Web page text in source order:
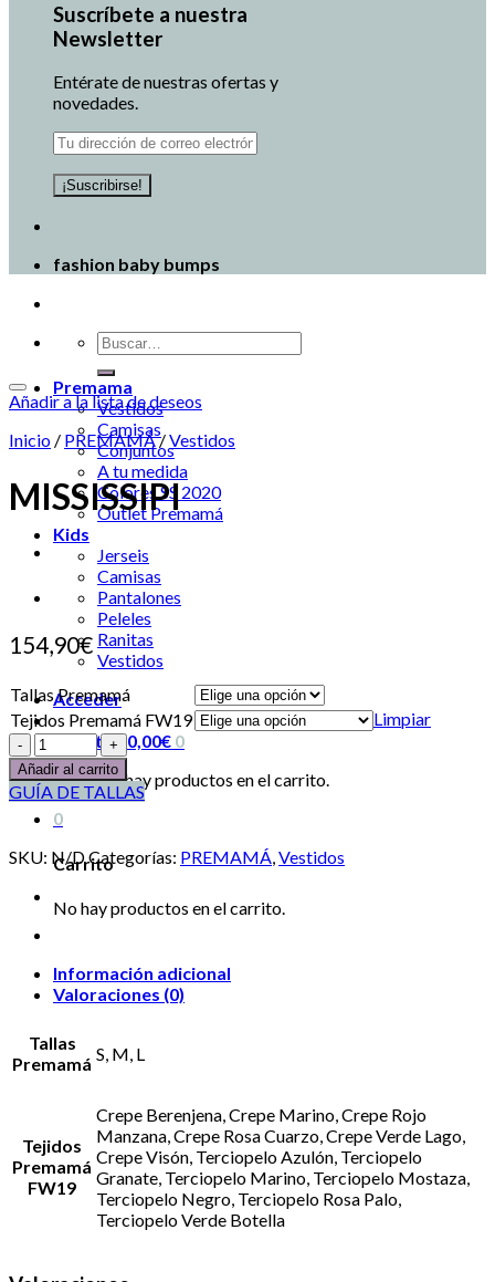
Suscríbete a nuestra
Newsletter
Entérate de nuestras ofertas y
novedades.
fashion baby bumps
Premama
Vestidos
Camisas
Conjuntos
A tu medida
Colores SS 2020
Outlet Premamá
Kids
Jerseis
Camisas
Pantalones
Peleles
Ranitas
Vestidos
Acceder
Carrito /0,00€ 0
No hay productos en el carrito.
0
Carrito
No hay productos en el carrito.
Añadir a la lista de deseos
Inicio / PREMAMÁ/Vestidos
MISSISSIPI
154,90€
Tallas Premamá
Tejidos Premamá FW19
Limpiar
Añadir al carrito
GUÍA DE TALLAS
SKU: N/DCategorías: PREMAMÁ,Vestidos
Información adicional
Valoraciones (0)
Tallas
Premamá S, M, L
Tejidos
Premamá
FW19
Crepe Berenjena, Crepe Marino, Crepe Rojo
Manzana, Crepe Rosa Cuarzo, Crepe Verde Lago,
Crepe Visón, Terciopelo Azulón, Terciopelo
Granate, Terciopelo Marino, Terciopelo Mostaza,
Terciopelo Negro, Terciopelo Rosa Palo,
Terciopelo Verde Botella